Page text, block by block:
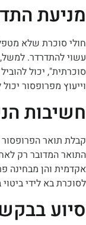
שלא מטפלים
למשל, תסמין
יכול להוביל
יכול למנוע
הפרופסור היא
רק לאחר שהם
מבחינה פרקטית.
לידי ביטוי
בבקשות